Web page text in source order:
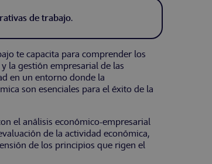
de trabajo.
te capacita para comprender los
la gestión empresarial de las
en un entorno donde la
son esenciales para el éxito de la
el análisis económico-empresarial
de la actividad económica,
de los principios que rigen el